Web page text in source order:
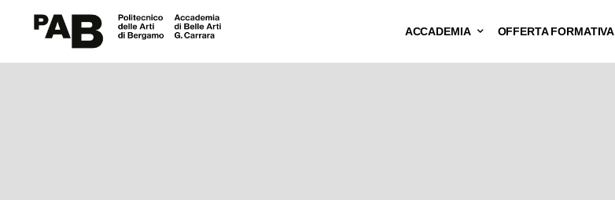
ACCADEMIA OFFERTA FORMATIVA